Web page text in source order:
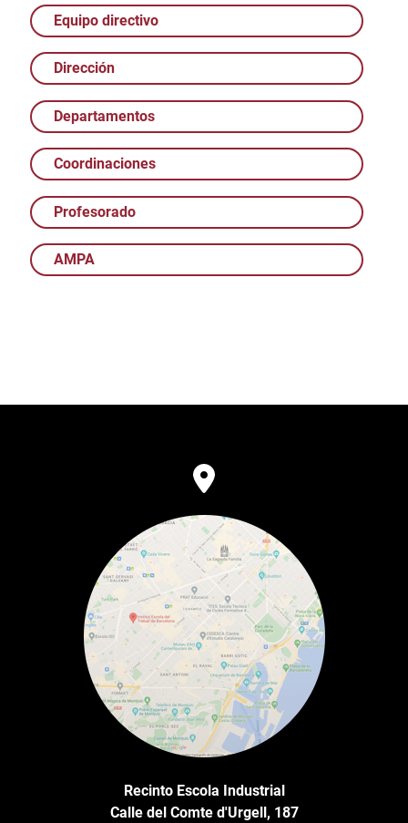
Equipo directivo
Dirección
Departamentos
Coordinaciones
Profesorado
AMPA
Recinto Escola Industrial
Calle del Comte d'Urgell, 187